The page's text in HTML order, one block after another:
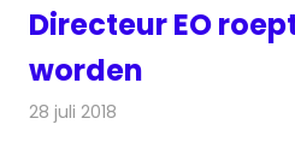
Directeur EO
worden
28 juli 2018